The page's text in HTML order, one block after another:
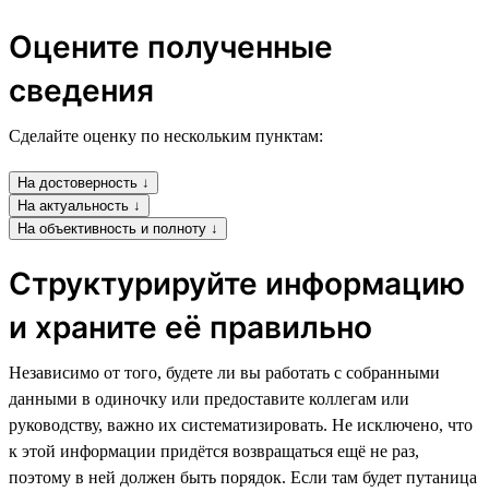
Оцените полученные
сведения
Сделайте оценку по нескольким пунктам:
На достоверность ↓
На актуальность ↓
На объективность и полноту ↓
Структурируйте информацию
и храните её правильно
Независимо от того, будете ли вы работать с собранными
данными в одиночку или предоставите коллегам или
руководству, важно их систематизировать. Не исключено, что
к этой информации придётся возвращаться ещё не раз,
поэтому в ней должен быть порядок. Если там будет путаница